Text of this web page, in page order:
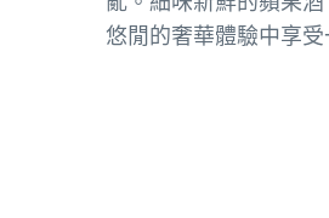
悠閒的奢華體驗中享受